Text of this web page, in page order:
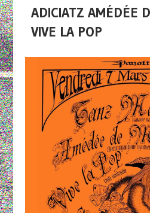
ADICIATZ AMÉDÉE
VIVE LA POP